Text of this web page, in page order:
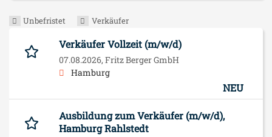
Unbefristet Verkäufer
Verkäufer Vollzeit (m/w/d)
07.08.2026, Fritz Berger GmbH
Hamburg
NEU
Ausbildung zum Verkäufer (m/w/d),
Hamburg Rahlstedt